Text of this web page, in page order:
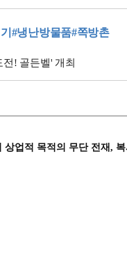
#냉난방물품#쪽방촌
전! 골든벨' 개최
업적 목적의 무단 전재, 복